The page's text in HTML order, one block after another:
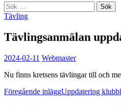
Sök
efter:
Tävling
Tävlingsanmälan
2024-02-11 Webmaster
Nu finns kretsens tävlingar till och
Inläggsnavigering
Föregående inläggUppdatering